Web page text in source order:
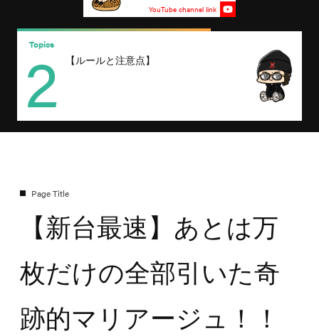
YouTube channel link
【ルールと注意点】
Topics
2
【新台最速】あとは万
枚だけの全部引いた奇
跡的マリアージュ！！